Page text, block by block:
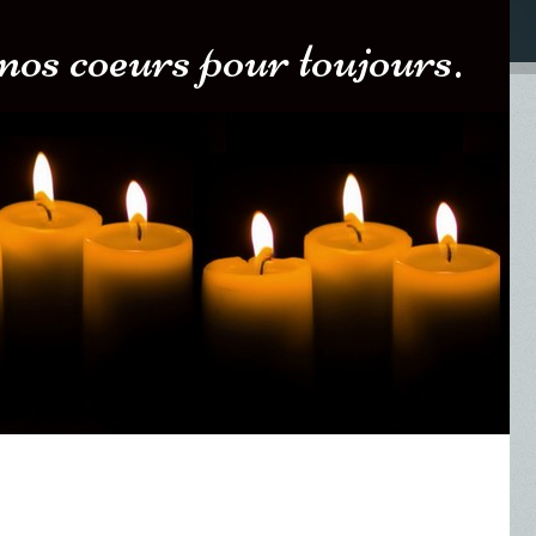
coeurs pour toujours.